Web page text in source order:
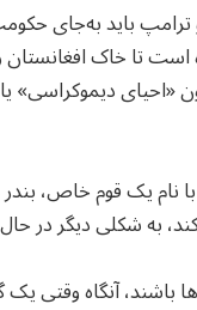
باید به‌جای
تا خاک افغانستان
«احیای
نام یک قوم خاص،
کند، به شکلی دیگر
آنگاه وقتی یک